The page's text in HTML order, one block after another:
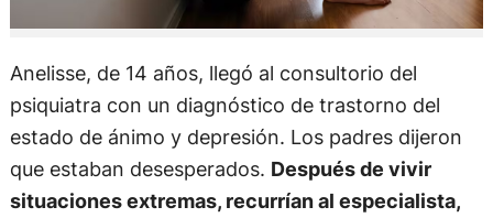
Anelisse, de 14 años, llegó al consultorio del
psiquiatra con un diagnóstico de trastorno del
estado de ánimo y depresión. Los padres dijeron
que estaban desesperados. Después de vivir
situaciones extremas, recurrían al especialista,